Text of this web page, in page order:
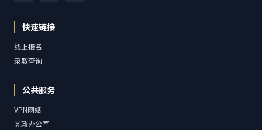
快速链接
线上报名
录取查询
公共服务
VPN网络
党政办公室